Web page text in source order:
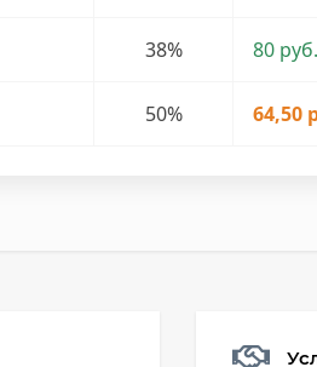
38% 80 руб.
50% 64,50